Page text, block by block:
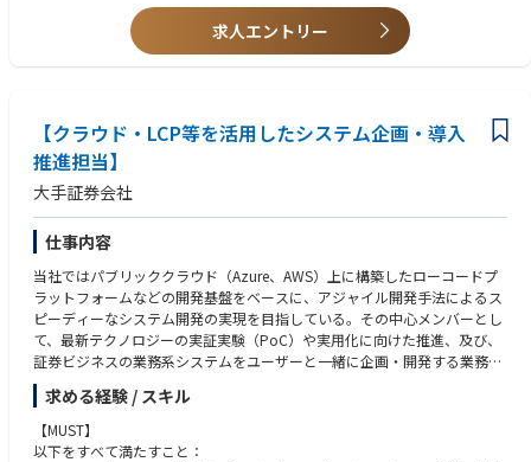
求人エントリー
【クラウド・LCP等を活用したシステム企画・導入
推進担当】
大手証券会社
仕事内容
当社ではパブリッククラウド（Azure、AWS）上に構築したローコードプ
ラットフォームなどの開発基盤をベースに、アジャイル開発手法によるス
ピーディーなシステム開発の実現を目指している。その中心メンバーとし
て、最新テクノロジーの実証実験（PoC）や実用化に向けた推進、及び、
証券ビジネスの業務系システムをユーザーと一緒に企画・開発する業務を
担当する方を募集
求める経験 / スキル
【MUST】
以下をすべて満たすこと：